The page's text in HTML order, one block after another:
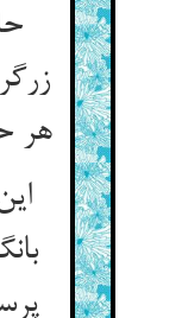
هر